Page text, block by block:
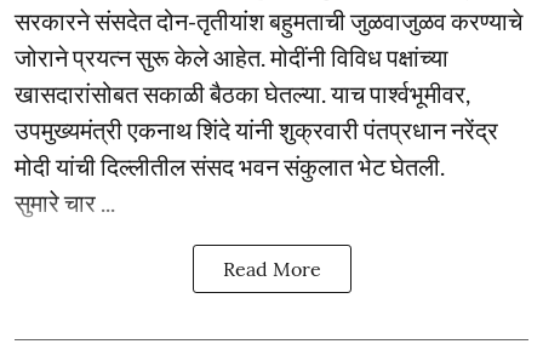
सरकारने संसदेत दोन-तृतीयांश बहुमताची जुळवाजुळव करण्याचे
जोराने प्रयत्न सुरू केले आहेत. मोदींनी विविध पक्षांच्या
खासदारांसोबत सकाळी बैठका घेतल्या. याच पार्श्वभूमीवर,
उपमुख्यमंत्री एकनाथ शिंदे यांनी शुक्रवारी पंतप्रधान नरेंद्र
मोदी यांची दिल्लीतील संसद भवन संकुलात भेट घेतली.
सुमारे चार ...
Read More